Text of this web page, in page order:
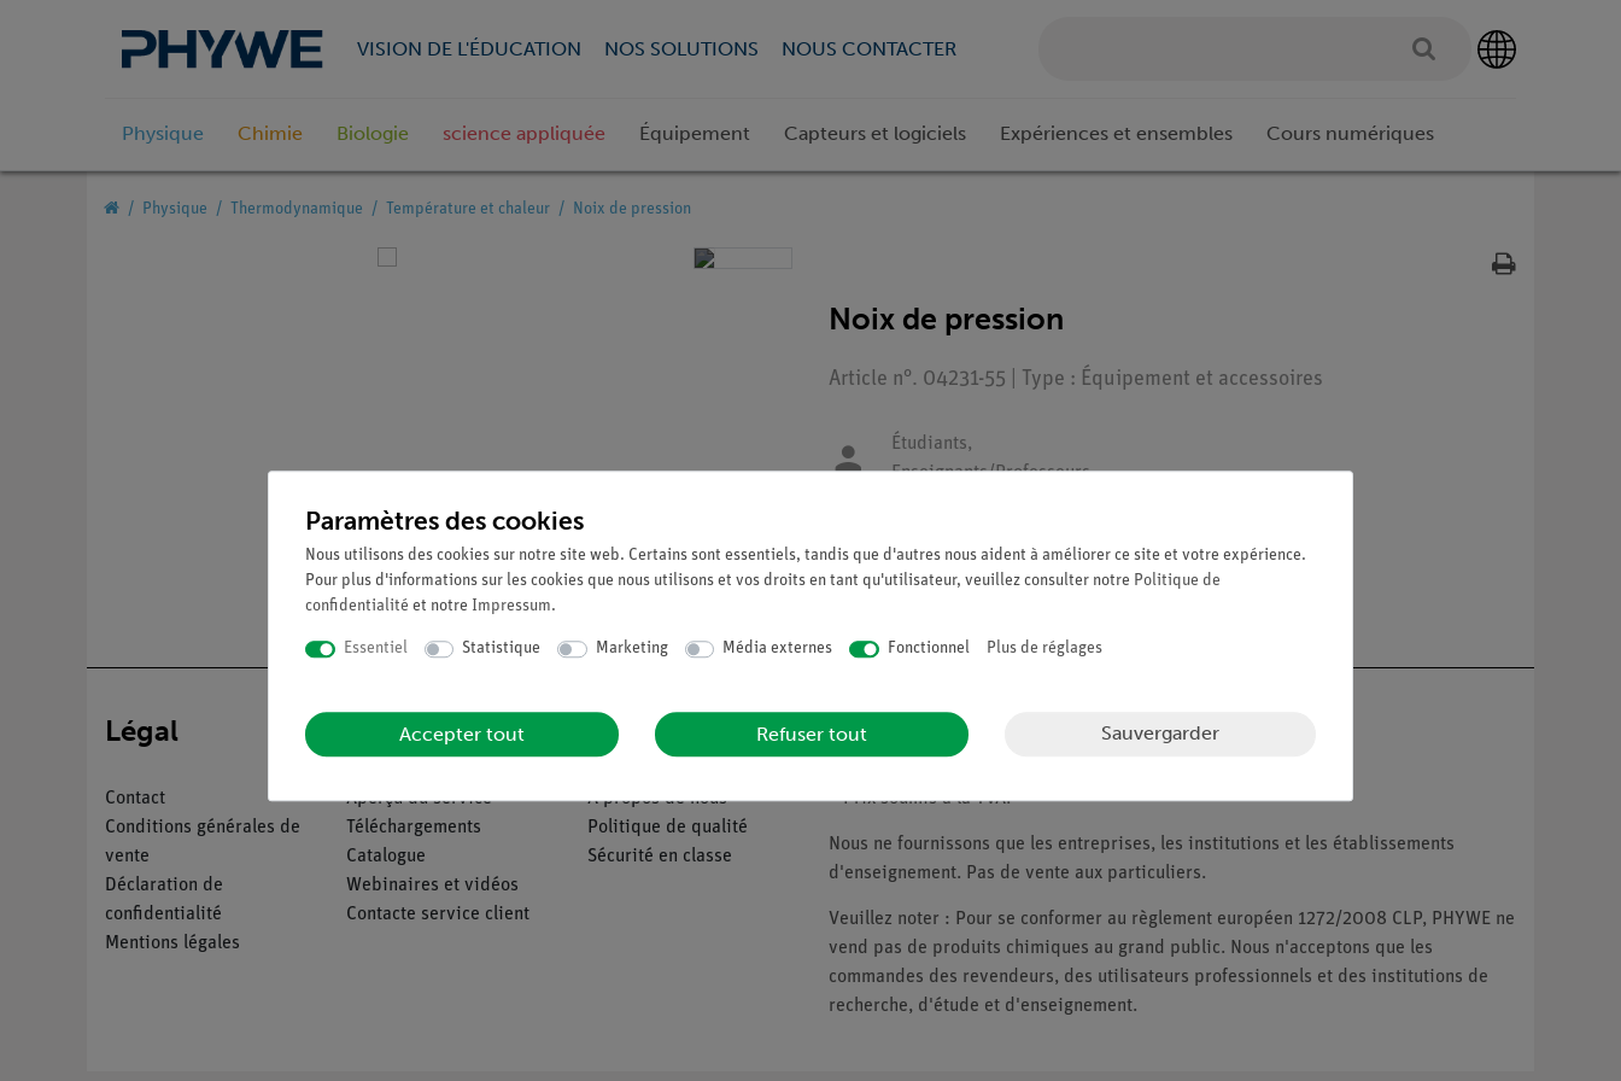
VISION DE L'ÉDUCATION NOS SOLUTIONS NOUS CONTACTER
Physique Chimie Biologie science appliquée Équipement Capteurs et logiciels Expériences et ensembles Cours numériques
Physique Thermodynamique Température et chaleur Noix de pression
Noix de pression
Article n°. 04231-55 | Type : Équipement et accessoires
Étudiants,
Enseignants/Professeurs
Demander une offre
Légal
Contact
Conditions générales de
vente
Déclaration de
confidentialité
Mentions légales
Service
Aperçu du service
Téléchargements
Catalogue
Webinaires et vidéos
Contacte service client
Companie
À propos de nous
Politique de qualité
Sécurité en classe
Veuillez noter
* Prix soumis à la TVA.
Nous ne fournissons que les entreprises, les institutions et les établissements
d'enseignement. Pas de vente aux particuliers.
Veuillez noter : Pour se conformer au règlement européen 1272/2008 CLP, PHYWE ne
vend pas de produits chimiques au grand public. Nous n'acceptons que les
commandes des revendeurs, des utilisateurs professionnels et des institutions de
recherche, d'étude et d'enseignement.
Paramètres des cookies
Nous utilisons des cookies sur notre site web. Certains sont essentiels, tandis que d'autres nous aident à améliorer ce site et votre expérience.
Pour plus d'informations sur les cookies que nous utilisons et vos droits en tant qu'utilisateur, veuillez consulter notre Politique de
confidentialité et notre Impressum.
Essentiel Statistique Marketing Média externes Fonctionnel Plus de réglages
Accepter tout Refuser tout Sauvergarder